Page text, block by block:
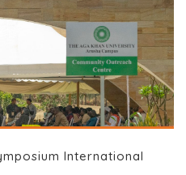
International